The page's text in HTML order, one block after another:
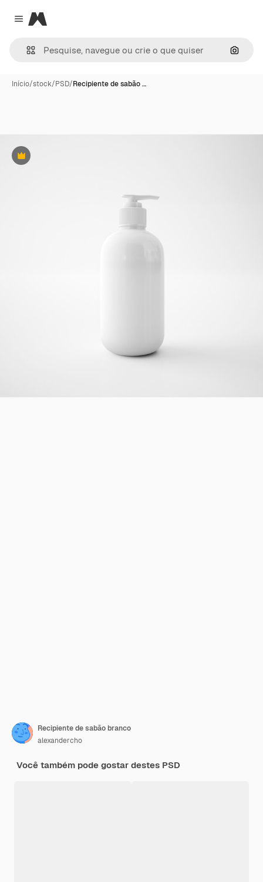
Close menu
Magnific
Início/stock/PSD/Recipiente de sabão …
Premium
Recipiente de sabão branco
alexandercho
Você também pode gostar destes PSD